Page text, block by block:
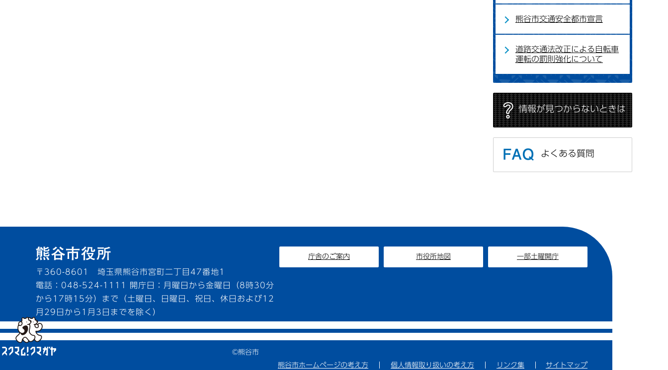
熊谷市交通安全都市宣言
道路交通法改正による自転車
運転の罰則強化について
情報が見つからないときは
よくある質問
熊谷市ホームページの考え方 個人情報取り扱いの考え方 リンク集 サイトマップ
〒360-8601 埼玉県熊谷市宮町二丁目47番地1
電話：048-524-1111
開庁日：月曜日から金曜日（8時30分
から17時15分）まで（土曜日、日曜日、祝日、休日および12
月29日から1月3日までを除く）
庁舎のご案内 市役所地図 一部土曜開庁
©熊谷市